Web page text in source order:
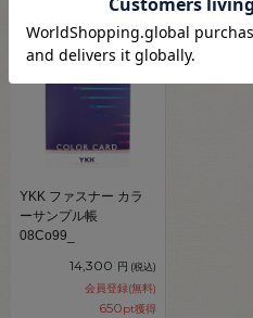
YKK ファスナー カラ
ーサンプル帳
08Co99_
14,300 円 (税込)
会員登録(無料)
650pt獲得